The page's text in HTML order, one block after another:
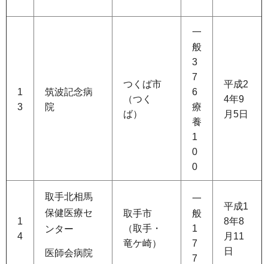
1
3
筑波記念病
院
つくば市
（つく
ば）
一
般
3
7
6
療
養
1
0
0
平成2
4年9
月5日
1
4
取手北相馬
保健医療セ
ンター
医師会病院
取手市
（取手・
竜ケ崎）
一
般
1
7
7
平成1
8年8
月11
日